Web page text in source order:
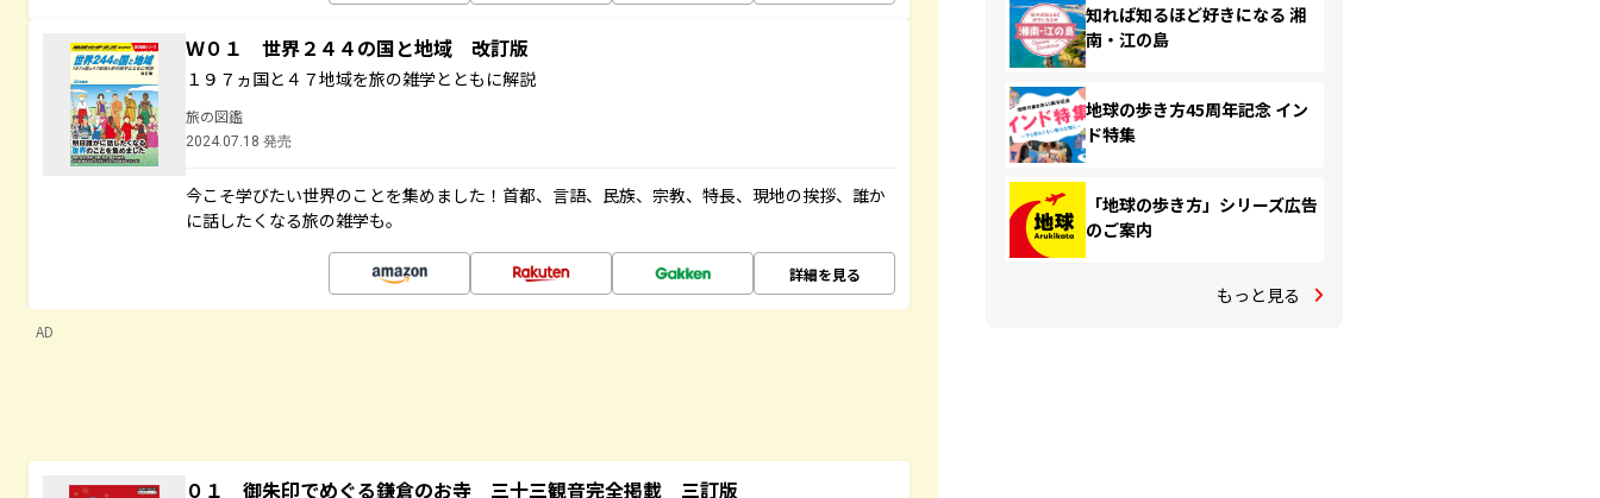
Ｗ０１ 世界２４４の国と地域 改訂版
１９７ヵ国と４７地域を旅の雑学とともに解説
旅の図鑑
2024.07.18 発売
今こそ学びたい世界のことを集めました！首都、言語、民族、宗教、特長、現地の挨拶、誰か
に話したくなる旅の雑学も。
詳細を見る
AD
０１ 御朱印でめぐる鎌倉のお寺 三十三観音完全掲載 三訂版
知れば知るほど好きになる 湘
南・江の島
地球の歩き方45周年記念 イン
ド特集
「地球の歩き方」シリーズ広告
のご案内
もっと見る